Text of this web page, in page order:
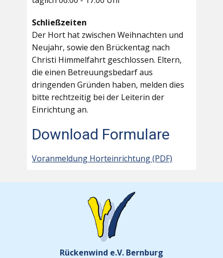
Schließzeiten
Der Hort hat zwischen Weihnachten und
Neujahr, sowie den Brückentag nach
Christi Himmelfahrt geschlossen. Eltern,
die einen Betreuungsbedarf aus
dringenden Gründen haben, melden dies
bitte rechtzeitig bei der Leiterin der
Einrichtung an.
Download Formulare
Voranmeldung Horteinrichtung (PDF)
Rückenwind e.V. Bernburg